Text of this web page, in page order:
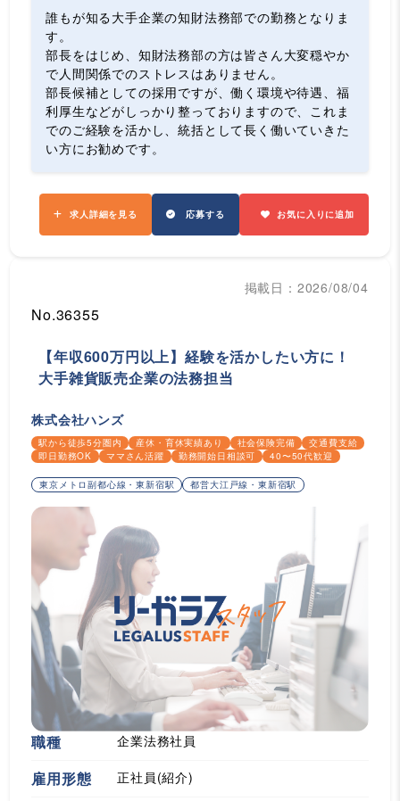
誰もが知る大手企業の知財法務部での勤務となりま
す。
部長をはじめ、知財法務部の方は皆さん大変穏やか
で人間関係でのストレスはありません。
部長候補としての採用ですが、働く環境や待遇、福
利厚生などがしっかり整っておりますので、これま
でのご経験を活かし、統括として長く働いていきた
い方にお勧めです。
求人詳細を見る 応募する お気に入りに追加
掲載日：2026/08/04
No.36355
【年収600万円以上】経験を活かしたい方に！
大手雑貨販売企業の法務担当
株式会社ハンズ
駅から徒歩5分圏内 産休・育休実績あり 社会保険完備
交通費支給
即日勤務OK
ママさん活躍 勤務開始日相談可 40〜50代歓迎
東京メトロ副都心線・東新宿駅 都営大江戸線・東新宿駅
職種 企業法務社員
雇用形態 正社員(紹介)